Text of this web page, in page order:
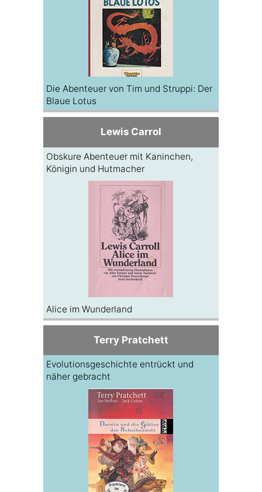
Die Abenteuer von Tim und Struppi: Der
Blaue Lotus
Lewis Carrol
Alice im Wunderland
Obskure Abenteuer mit Kaninchen,
Königin und Hutmacher
Terry Pratchett
Evolutionsgeschichte entrückt und
näher gebracht